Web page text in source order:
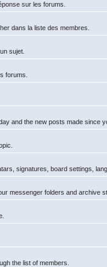
sur les forums.
dans la liste des membres.
sujet.
forums.
and the new posts made since
signatures, board settings,
messenger folders and archive
the list of members.